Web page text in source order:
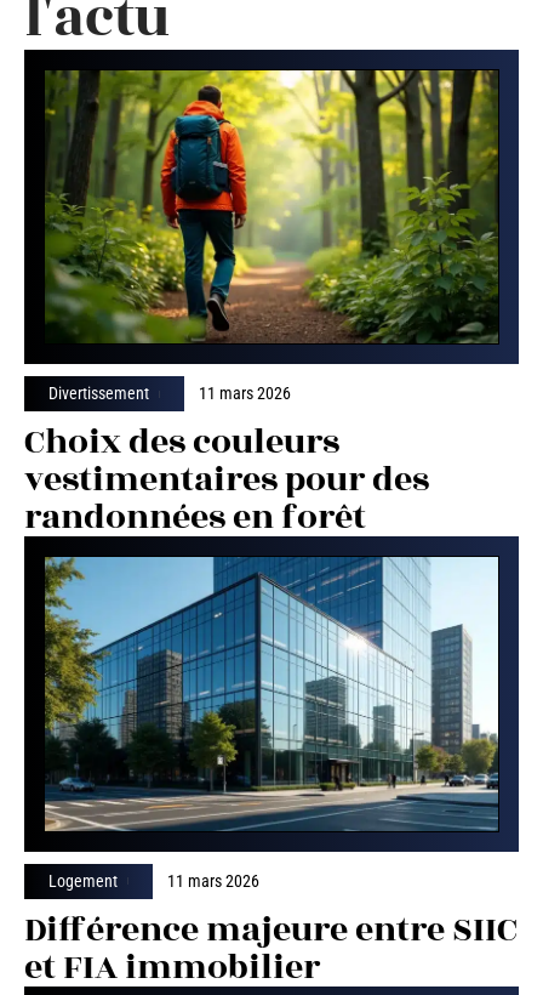
l'actu
Divertissement 11 mars 2026
Choix des couleurs
vestimentaires pour des
randonnées en forêt
Logement 11 mars 2026
Différence majeure entre SIIC
et FIA immobilier